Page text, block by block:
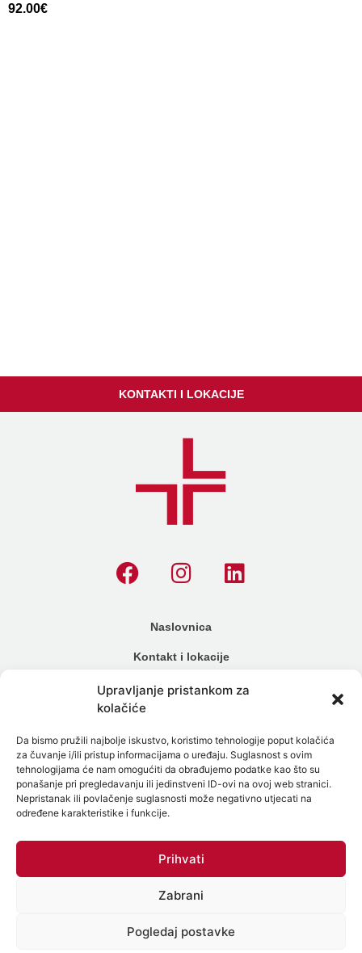
Upravljanje pristankom za
kolačiće
Da bismo pružili najbolje iskustvo, koristimo tehnologije poput kolačića
za čuvanje i/ili pristup informacijama o uređaju. Suglasnost s ovim
tehnologijama će nam omogućiti da obrađujemo podatke kao što su
ponašanje pri pregledavanju ili jedinstveni ID-ovi na ovoj web stranici.
Nepristanak ili povlačenje suglasnosti može negativno utjecati na
određene karakteristike i funkcije.
Prihvati
Zabrani
Pogledaj postavke
92.00€
KONTAKTI I LOKACIJE
Naslovnica
Kontakt i lokacije
Cjenik
Načini plaćanja
Alergijski testovi
Genetski testovi
Testiranje na spolne bolesti
Mikrobiom
Politika zaštite osobnih podataka
Politika Kolačića (EU)